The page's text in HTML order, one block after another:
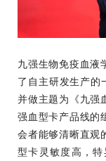
九强生物免疫血液
了自主研发生产的
并做主题为《九强
强血型卡产品线的
会者能够清晰直观
型卡灵敏度高，